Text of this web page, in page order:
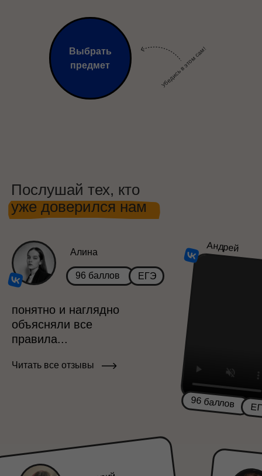
Убедись в этом сам!
Выбрать
предмет
Послушай тех, кто
уже доверился нам
Алина
96 баллов ЕГЭ
понятно и наглядно
объясняли все
правила...
Читать все отзывы
96 баллов
Андрей